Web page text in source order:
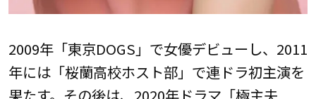
2009年「東京DOGS」で女優デビューし、2011
年には「桜蘭高校ホスト部」で連ドラ初主演を